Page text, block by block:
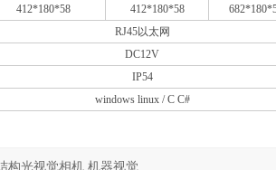
412*180*58 412*180*58
RJ45以太网
DC12V
IP54
windows linux / C C#